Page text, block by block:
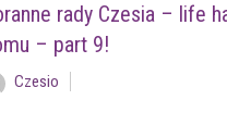
rady Czesia – life
– part 9!
Czesio